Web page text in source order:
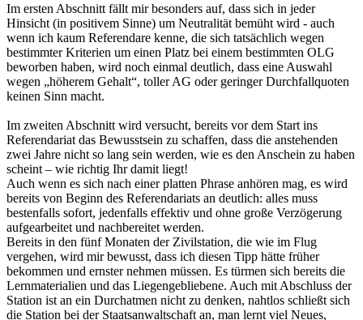
Im ersten Abschnitt fällt mir besonders auf, dass sich in jeder
Hinsicht (in positivem Sinne) um Neutralität bemüht wird - auch
wenn ich kaum Referendare kenne, die sich tatsächlich wegen
bestimmter Kriterien um einen Platz bei einem bestimmten OLG
beworben haben, wird noch einmal deutlich, dass eine Auswahl
wegen „höherem Gehalt“, toller AG oder geringer Durchfallquoten
keinen Sinn macht.
Im zweiten Abschnitt wird versucht, bereits vor dem Start ins
Referendariat das Bewusstsein zu schaffen, dass die anstehenden
zwei Jahre nicht so lang sein werden, wie es den Anschein zu haben
scheint – wie richtig Ihr damit liegt!
Auch wenn es sich nach einer platten Phrase anhören mag, es wird
bereits von Beginn des Referendariats an deutlich: alles muss
bestenfalls sofort, jedenfalls effektiv und ohne große Verzögerung
aufgearbeitet und nachbereitet werden.
Bereits in den fünf Monaten der Zivilstation, die wie im Flug
vergehen, wird mir bewusst, dass ich diesen Tipp hätte früher
bekommen und ernster nehmen müssen. Es türmen sich bereits die
Lernmaterialien und das Liegengebliebene. Auch mit Abschluss der
Station ist an ein Durchatmen nicht zu denken, nahtlos schließt sich
die Station bei der Staatsanwaltschaft an, man lernt viel Neues,